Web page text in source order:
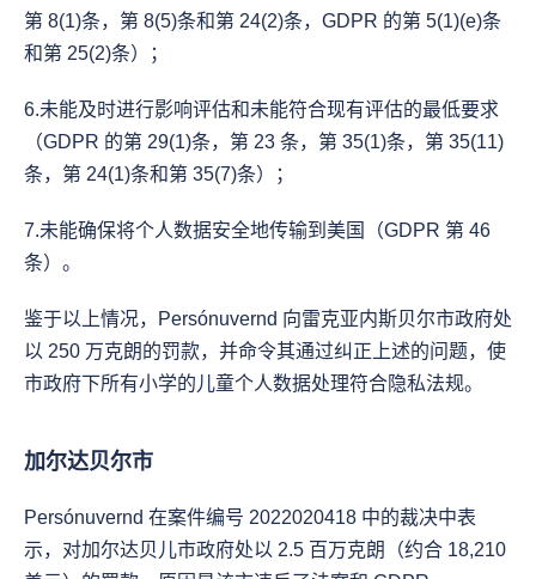
第 8(1)条，第 8(5)条和第 24(2)条，GDPR 的第 5(1)(e)条
和第 25(2)条）；
6.未能及时进行影响评估和未能符合现有评估的最低要求
（GDPR 的第 29(1)条，第 23 条，第 35(1)条，第 35(11)
条，第 24(1)条和第 35(7)条）；
7.未能确保将个人数据安全地传输到美国（GDPR 第 46
条）。
鉴于以上情况，Persónuvernd 向雷克亚内斯贝尔市政府处
以 250 万克朗的罚款，并命令其通过纠正上述的问题，使
市政府下所有小学的儿童个人数据处理符合隐私法规。
加尔达贝尔市
Persónuvernd 在案件编号 2022020418 中的裁决中表
示，对加尔达贝儿市政府处以 2.5 百万克朗（约合 18,210